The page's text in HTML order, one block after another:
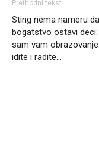
Prethodni tekst
Sting nema nameru
bogatstvo ostavi
sam vam
idite i radite…